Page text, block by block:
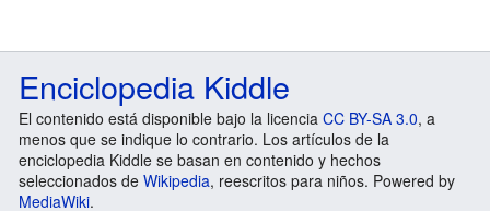
Enciclopedia Kiddle
El contenido está disponible bajo la licencia CC BY-SA 3.0, a
menos que se indique lo contrario. Los artículos de la
enciclopedia Kiddle se basan en contenido y hechos
seleccionados de Wikipedia, reescritos para niños. Powered by
MediaWiki.